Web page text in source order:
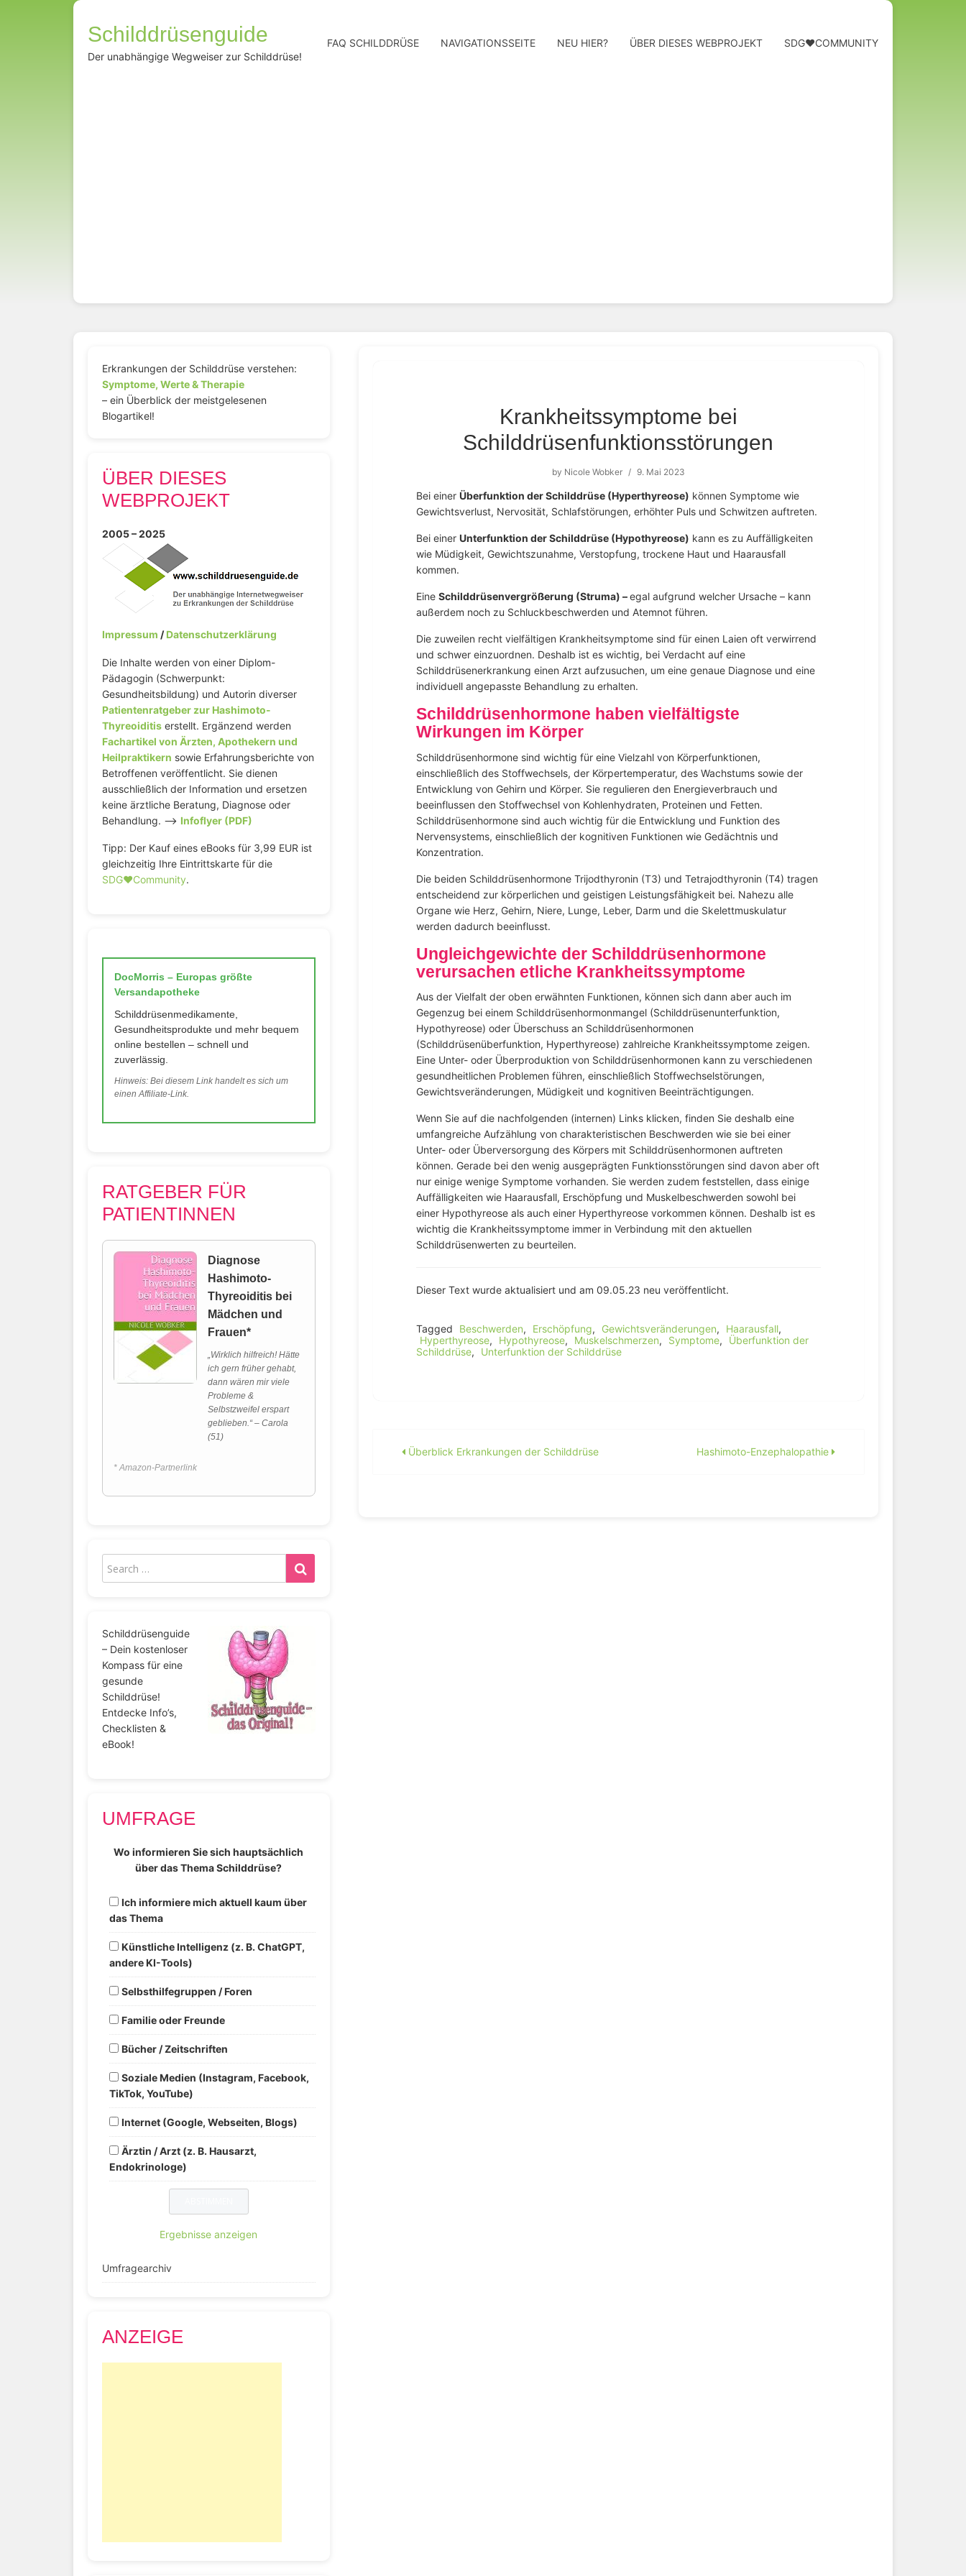
Schilddrüsenguide
Der unabhängige Wegweiser zur Schilddrüse!
FAQ SCHILDDRÜSE NAVIGATIONSSEITE NEU HIER? ÜBER DIESES WEBPROJEKT SDG❤️COMMUNITY
Krankheitssymptome bei
Schilddrüsenfunktionsstörungen
by Nicole Wobker / 9. Mai 2023
Bei einer Überfunktion der Schilddrüse (Hyperthyreose) können Symptome wie
Gewichtsverlust, Nervosität, Schlafstörungen, erhöhter Puls und Schwitzen auftreten.
Bei einer Unterfunktion der Schilddrüse (Hypothyreose) kann es zu Auffälligkeiten
wie Müdigkeit, Gewichtszunahme, Verstopfung, trockene Haut und Haarausfall
kommen.
Eine Schilddrüsenvergrößerung (Struma) –egal aufgrund welcher Ursache – kann
außerdem noch zu Schluckbeschwerden und Atemnot führen.
Die zuweilen recht vielfältigen Krankheitsymptome sind für einen Laien oft verwirrend
und schwer einzuordnen. Deshalb ist es wichtig, bei Verdacht auf eine
Schilddrüsenerkrankung einen Arzt aufzusuchen, um eine genaue Diagnose und eine
individuell angepasste Behandlung zu erhalten.
Schilddrüsenhormone haben vielfältigste
Wirkungen im Körper
Schilddrüsenhormone sind wichtig für eine Vielzahl von Körperfunktionen,
einschließlich des Stoffwechsels, der Körpertemperatur, des Wachstums sowie der
Entwicklung von Gehirn und Körper. Sie regulieren den Energieverbrauch und
beeinflussen den Stoffwechsel von Kohlenhydraten, Proteinen und Fetten.
Schilddrüsenhormone sind auch wichtig für die Entwicklung und Funktion des
Nervensystems, einschließlich der kognitiven Funktionen wie Gedächtnis und
Konzentration.
Die beiden Schilddrüsenhormone Trijodthyronin (T3) und Tetrajodthyronin (T4) tragen
entscheidend zur körperlichen und geistigen Leistungsfähigkeit bei. Nahezu alle
Organe wie Herz, Gehirn, Niere, Lunge, Leber, Darm und die Skelettmuskulatur
werden dadurch beeinflusst.
Ungleichgewichte der Schilddrüsenhormone
verursachen etliche Krankheitssymptome
Aus der Vielfalt der oben erwähnten Funktionen, können sich dann aber auch im
Gegenzug bei einem Schilddrüsenhormonmangel (Schilddrüsenunterfunktion,
Hypothyreose) oder Überschuss an Schilddrüsenhormonen
(Schilddrüsenüberfunktion, Hyperthyreose) zahlreiche Krankheitssymptome zeigen.
Eine Unter- oder Überproduktion von Schilddrüsenhormonen kann zu verschiedenen
gesundheitlichen Problemen führen, einschließlich Stoffwechselstörungen,
Gewichtsveränderungen, Müdigkeit und kognitiven Beeinträchtigungen.
Wenn Sie auf die nachfolgenden (internen) Links klicken, finden Sie deshalb eine
umfangreiche Aufzählung von charakteristischen Beschwerden wie sie bei einer
Unter- oder Überversorgung des Körpers mit Schilddrüsenhormonen auftreten
können. Gerade bei den wenig ausgeprägten Funktionsstörungen sind davon aber oft
nur einige wenige Symptome vorhanden. Sie werden zudem feststellen, dass einige
Auffälligkeiten wie Haarausfall, Erschöpfung und Muskelbeschwerden sowohl bei
einer Hypothyreose als auch einer Hyperthyreose vorkommen können. Deshalb ist es
wichtig die Krankheitssymptome immer in Verbindung mit den aktuellen
Schilddrüsenwerten zu beurteilen.
Dieser Text wurde aktualisiert und am 09.05.23 neu veröffentlicht.
Tagged Beschwerden, Erschöpfung, Gewichtsveränderungen, Haarausfall,
Hyperthyreose, Hypothyreose, Muskelschmerzen, Symptome,
Überfunktion der
Schilddrüse, Unterfunktion der Schilddrüse
Beitragsnavigation
Überblick Erkrankungen der Schilddrüse Hashimoto-Enzephalopathie
Erkrankungen der Schilddrüse verstehen:
Symptome, Werte & Therapie
– ein Überblick der meistgelesenen
Blogartikel!
ÜBER DIESES
WEBPROJEKT
2005 – 2025
Impressum /Datenschutzerklärung
Die Inhalte werden von einer Diplom-
Pädagogin (Schwerpunkt:
Gesundheitsbildung) und Autorin diverser
Patientenratgeber zur Hashimoto-
Thyreoiditis erstellt. Ergänzend werden
Fachartikel von Ärzten, Apothekern und
Heilpraktikern sowie Erfahrungsberichte von
Betroffenen veröffentlicht. Sie dienen
ausschließlich der Information und ersetzen
keine ärztliche Beratung, Diagnose oder
Behandlung. –> Infoflyer (PDF)
Tipp: Der Kauf eines eBooks für 3,99 EUR ist
gleichzeitig Ihre Eintrittskarte für die
SDG♥️Community.
DocMorris – Europas größte
Versandapotheke
Schilddrüsenmedikamente,
Gesundheitsprodukte und mehr bequem
online bestellen – schnell und
zuverlässig.
Hinweis: Bei diesem Link handelt es sich um
einen Affiliate-Link.
RATGEBER FÜR
PATIENTINNEN
Diagnose
Hashimoto-
Thyreoiditis bei
Mädchen und
Frauen*
„Wirklich hilfreich! Hätte
ich gern früher gehabt,
dann wären mir viele
Probleme &
Selbstzweifel erspart
geblieben.“ – Carola
(51)
* Amazon-Partnerlink
Schilddrüsenguide
– Dein kostenloser
Kompass für eine
gesunde
Schilddrüse!
Entdecke Info’s,
Checklisten &
eBook!
UMFRAGE
Wo informieren Sie sich hauptsächlich
über das Thema Schilddrüse?
Ich informiere mich aktuell kaum über
das Thema
Künstliche Intelligenz (z. B. ChatGPT,
andere KI-Tools)
Selbsthilfegruppen / Foren
Familie oder Freunde
Bücher / Zeitschriften
Soziale Medien (Instagram, Facebook,
TikTok, YouTube)
Internet (Google, Webseiten, Blogs)
Ärztin / Arzt (z. B. Hausarzt,
Endokrinologe)
Ergebnisse anzeigen
Umfragearchiv
ANZEIGE